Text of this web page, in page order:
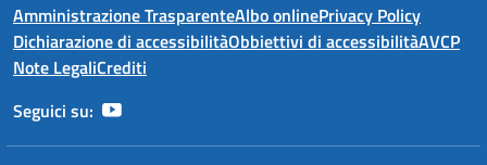
Amministrazione TrasparenteAlbo onlinePrivacy Policy
Dichiarazione di accessibilitàObbiettivi di accessibilitàAVCP
Note LegaliCrediti
Seguici su: